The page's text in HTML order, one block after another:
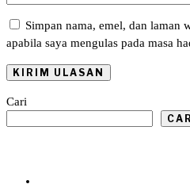
Simpan nama, emel, dan laman
apabila saya mengulas pada masa
Cari